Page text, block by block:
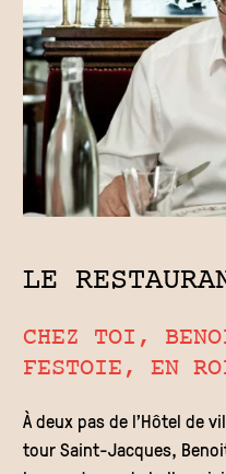
LE
CHEZ TOI,
FESTOIE, EN
À deux pas de l’Hôtel de
tour Saint-Jacques,